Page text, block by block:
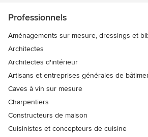
Professionnels
Aménagements sur mesure, dressings et
Architectes
Architectes d'intérieur
Artisans et entreprises générales de
Caves à vin sur mesure
Charpentiers
Constructeurs de maison
Cuisinistes et concepteurs de cuisine